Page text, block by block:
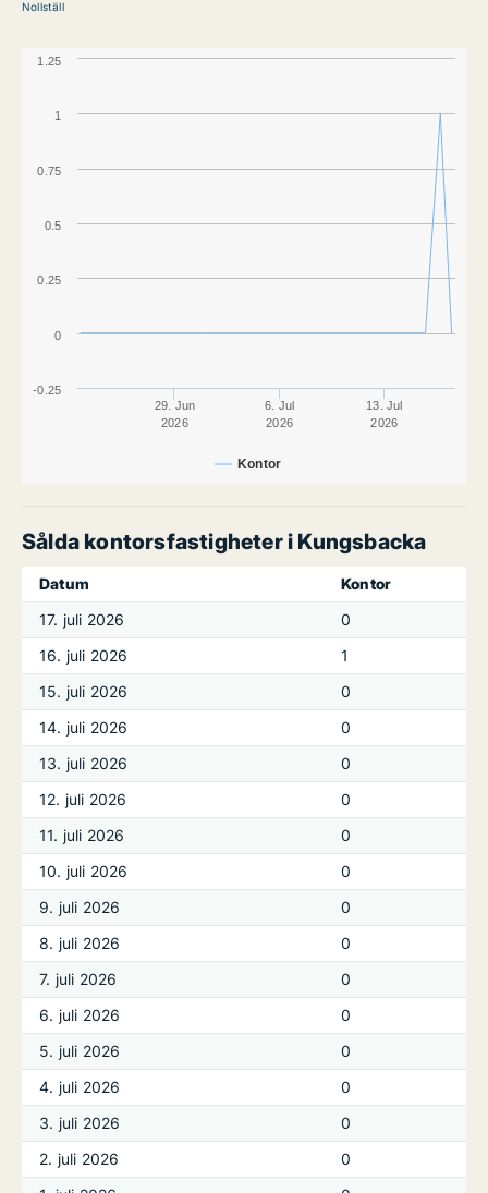
Nollställ
Kontor
29. Jun
2026
6. Jul
2026
13. Jul
2026
0
1
-0.25
0.25
0.5
0.75
1.25
Sålda kontorsfastigheter i Kungsbacka
Datum
Kontor
17. juli 2026
0
16. juli 2026
1
15. juli 2026
0
14. juli 2026
0
13. juli 2026
0
12. juli 2026
0
11. juli 2026
0
10. juli 2026
0
9. juli 2026
0
8. juli 2026
0
7. juli 2026
0
6. juli 2026
0
5. juli 2026
0
4. juli 2026
0
3. juli 2026
0
2. juli 2026
0